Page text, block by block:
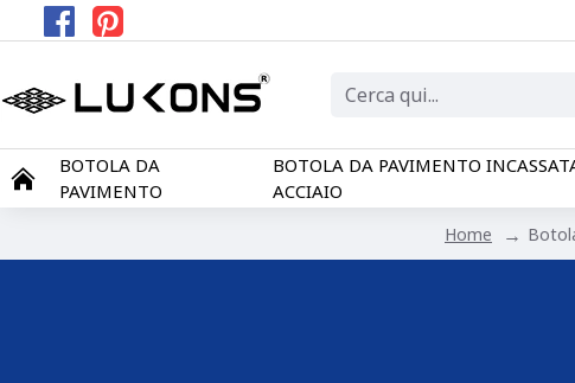
BOTOLA DA
PAVIMENTO
BOTOLA DA PAVIMENTO
ACCIAIO
Home